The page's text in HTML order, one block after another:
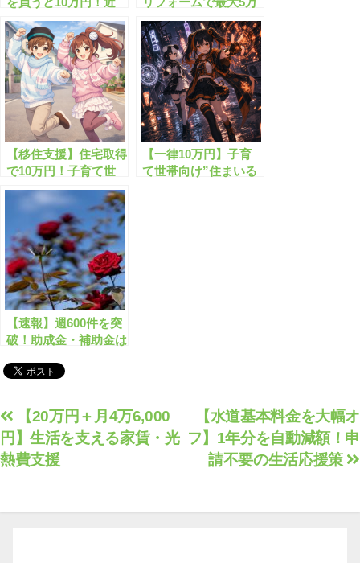
居・同居で支援金がも
らえます
円補助！高齢者向け支
援とは？
【移住支援】住宅取得
で10万円！子育て世
帯向け給付金とは？
【一律10万円】子育
て世帯向け”住まいる
【速報】週600件を突
破！助成金・補助金は
10/東京都55/愛知38/兵
投
稿
ナ
ゲ
【水道基本料金を大幅オ
フ】1年分を自動減額！申
請不要の生活応援策
【20万円＋月4万6,000
円】生活を支える家賃・光
熱費支援